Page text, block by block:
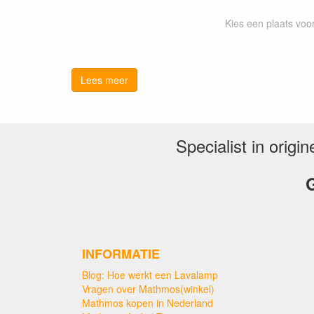
Kies een plaats
Gebruik een
Druk de twee pinnen van de lamp
Lees meer
Specialist in
INFORMATIE
Blog: Hoe werkt een Lavalamp
Vragen over Mathmos(winkel)
Mathmos kopen in Nederland